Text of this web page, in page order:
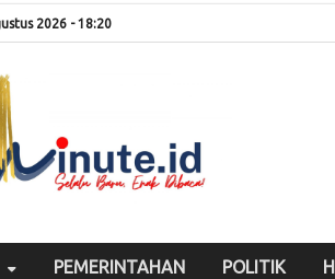
2026 - 18:20
PEMERINTAHAN POLITIK